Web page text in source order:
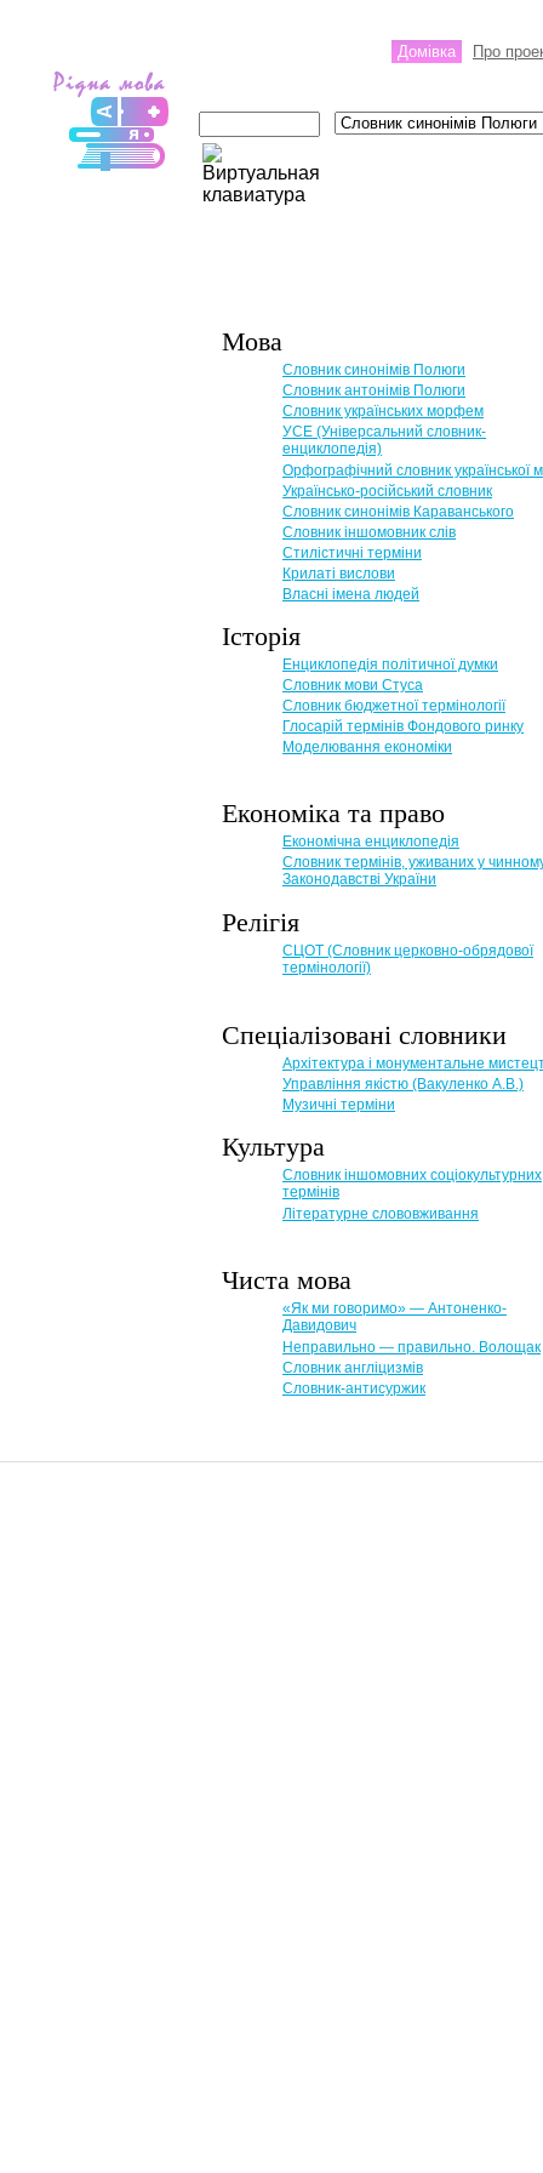
Домівка Про
Мова
Словник синонімів Полюги
Словник антонімів Полюги
Словник українських морфем
УСЕ (Універсальний словник-
енциклопедія)
Орфографічний словник української
Українсько-російський словник
Словник синонімів Караванського
Словник іншомовник слів
Стилістичні терміни
Крилаті вислови
Власні імена людей
Історія
Енциклопедія політичної думки
Словник мови Стуса
Словник бюджетної термінології
Глосарій термінів Фондового ринку
Моделювання економіки
Економіка та право
Eкономічна енциклопедія
Словник термінів, уживаних у
Законодавстві України
Релігія
СЦОТ (Словник церковно-обрядової
термінології)
Спеціалізовані словники
Архітектура і монументальне
Управління якістю (Вакуленко А.В.)
Музичні терміни
Культура
Словник іншомовних соціокультурних
термінів
Літературне слововживання
Чиста мова
«Як ми говоримо» — Антоненко-
Давидович
Неправильно — правильно. Волощак
Словник англіцизмів
Словник-антисуржик